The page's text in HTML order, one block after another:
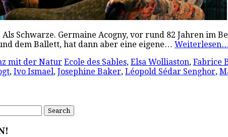
Schwarze. Germaine Acogny, vor rund 82 Jahren im
dem Ballett, hat dann aber eine eigene…
mit der Natur Ecole des Sables, Elsa Wolliaston, Fabrice
, Ivo Ismael, Josephine Baker, Léopold Sédar Senghor,